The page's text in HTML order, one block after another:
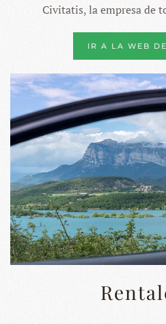
Civitatis, la empresa de
IR A LA WEB